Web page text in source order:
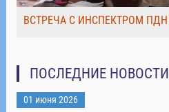
ВСТРЕЧА С ИНСПЕКТРОМ ПДН
ПОСЛЕДНИЕ НОВОСТИ
01 июня 2026